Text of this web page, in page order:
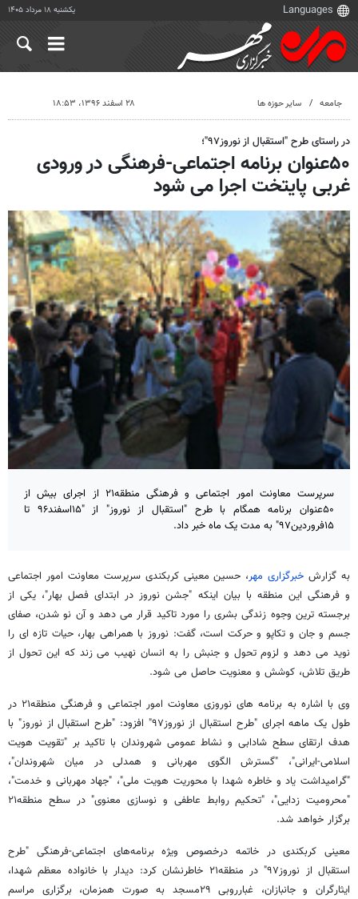
یکشنبه ۱۸ مرداد ۱۴۰۵
جامعه سایر حوزه ها ۲۸ اسفند ۱۳۹۶، ۱۸:۵۳
در راستای طرح "استقبال از نوروز۹۷"؛
۵۰عنوان برنامه اجتماعی-فرهنگی در ورودی
غربی پایتخت اجرا می شود
سرپرست معاونت امور اجتماعی و فرهنگی منطقه۲۱ از اجرای بیش از
۵۰عنوان برنامه همگام با طرح "استقبال از نوروز" از "۱۵اسفند۹۶ تا
۱۵فروردین۹۷" به مدت یک ماه خبر داد.
به گزارش خبرگزاری مهر، حسین معینی کربکندی سرپرست معاونت امور اجتماعی
و فرهنگی این منطقه با بیان اینکه "جشن نوروز در ابتدای فصل بهار"، یکی از
برجسته ترین وجوه زندگی بشری را مورد تاکید قرار می دهد و آن نو شدن، صفای
جسم و جان و تکاپو و حرکت است، گفت: نوروز با همراهی بهار، حیات تازه ای را
نوید می دهد و لزوم تحول و جنبش را به انسان نهیب می زند که این تحول از
طریق تلاش، کوشش و معنویت حاصل می شود.
وی با اشاره به برنامه های نوروزی معاونت امور اجتماعی و فرهنگی منطقه۲۱ در
طول یک ماهه اجرای "طرح استقبال از نوروز۹۷" افزود: "طرح استقبال از نوروز" با
هدف ارتقای سطح شادابی و نشاط عمومی شهروندان با تاکید بر "تقویت هویت
اسلامی-ایرانی"، "گسترش الگوی مهربانی و همدلی در میان شهروندان"،
"گرامیداشت یاد و خاطره شهدا با محوریت هویت ملی"، "جهاد مهربانی و خدمت"،
"محرومیت زدایی"، "تحکیم روابط عاطفی و نوسازی معنوی" در سطح منطقه۲۱
برگزار خواهد شد.
معینی کربکندی در خاتمه درخصوص ویژه برنامه‌های اجتماعی-فرهنگی "طرح
استقبال از نوروز۹۷" در منطقه۲۱ خاطرنشان کرد: دیدار با خانواده معظم شهدا،
ایثارگران و جانبازان، غبارروبی ۲۹مسجد به صورت همزمان، برگزاری مراسم